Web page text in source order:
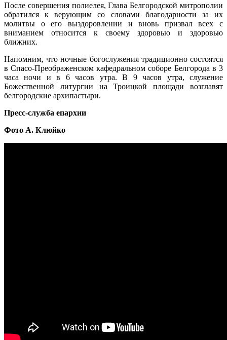
После совершения полиелея, Глава Белгородской митрополии
обратился к верующим со словами благодарности за их
молитвы о его выздоровлении и вновь призвал всех с
вниманием относится к своему здоровью и здоровью
ближних.
Напомним, что ночные богослужения традиционно состоятся
в Спасо-Преображенском кафедральном соборе Белгорода в 3
часа ночи и в 6 часов утра. В 9 часов утра, служение
Божественной литургии на Троицкой площади возглавят
белгородские архипастыри.
Пресс-служба епархии
Фото А. Клюйко